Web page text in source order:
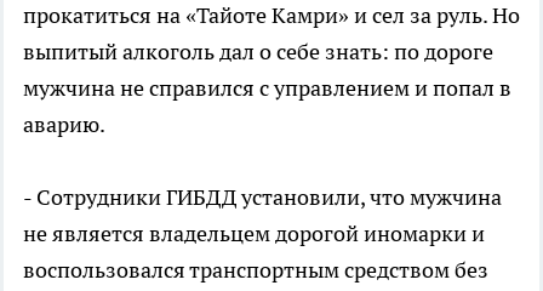
прокатиться на «Тайоте Камри» и сел за руль. Но
выпитый алкоголь дал о себе знать: по дороге
мужчина не справился с управлением и попал в
аварию.
- Сотрудники ГИБДД установили, что мужчина
не является владельцем дорогой иномарки и
воспользовался транспортным средством без